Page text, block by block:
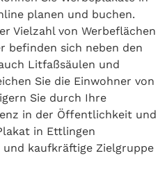
planen und buchen.
Vielzahl von Werbeflächen
befinden sich neben den
Litfaßsäulen und
Sie die Einwohner von
Sie durch Ihre
in der Öffentlichkeit und
in Ettlingen
kaufkräftige Zielgruppe